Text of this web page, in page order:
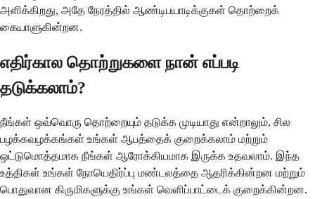
அளிக்கிறது, அதே நேரத்தில் ஆண்டிபயாடிக்குகள் தொற்றைக்
கையாளுகின்றன.
எதிர்கால தொற்றுகளை நான் எப்படி
தடுக்கலாம்?
நீங்கள் ஒவ்வொரு தொற்றையும் தடுக்க முடியாது என்றாலும், சில
பழக்கவழக்கங்கள் உங்கள் ஆபத்தைக் குறைக்கலாம் மற்றும்
ஒட்டுமொத்தமாக நீங்கள் ஆரோக்கியமாக இருக்க உதவலாம். இந்த
உத்திகள் உங்கள் நோயெதிர்ப்பு மண்டலத்தை ஆதரிக்கின்றன மற்றும்
பொதுவான கிருமிகளுக்கு உங்கள் வெளிப்பாட்டைக் குறைக்கின்றன.